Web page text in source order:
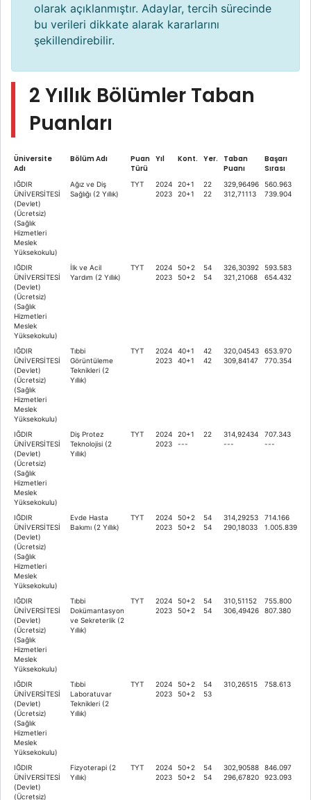
olarak açıklanmıştır. Adaylar, tercih sürecinde
bu verileri dikkate alarak kararlarını
şekillendirebilir.
2 Yıllık Bölümler Taban
Puanları
Üniversite
Adı
Bölüm Adı
Puan
Türü
Yıl Kont. Yer.
Taban
Puanı
Başarı
Sırası
IĞDIR
ÜNİVERSİTESİ
(Devlet)
(Ücretsiz)
(Sağlık
Hizmetleri
Meslek
Yüksekokulu)
Ağız ve Diş
Sağlığı (2 Yıllık)
TYT
2024
2023
20+1
20+1
22
22
329,96496
312,71113
560.963
739.904
IĞDIR
ÜNİVERSİTESİ
(Devlet)
(Ücretsiz)
(Sağlık
Hizmetleri
Meslek
Yüksekokulu)
İlk ve Acil
Yardım (2 Yıllık)
TYT
2024
2023
50+2
50+2
54
54
326,30392
321,21068
593.583
654.432
IĞDIR
ÜNİVERSİTESİ
(Devlet)
(Ücretsiz)
(Sağlık
Hizmetleri
Meslek
Yüksekokulu)
Tıbbi
Görüntüleme
Teknikleri (2
Yıllık)
TYT
2024
2023
40+1
40+1
42
42
320,04543
309,84147
653.970
770.354
IĞDIR
ÜNİVERSİTESİ
(Devlet)
(Ücretsiz)
(Sağlık
Hizmetleri
Meslek
Yüksekokulu)
Diş Protez
Teknolojisi (2
Yıllık)
TYT
2024
2023
20+1
---
22
314,92434
---
707.343
---
IĞDIR
ÜNİVERSİTESİ
(Devlet)
(Ücretsiz)
(Sağlık
Hizmetleri
Meslek
Yüksekokulu)
Evde Hasta
Bakımı (2 Yıllık)
TYT
2024
2023
50+2
50+2
54
54
314,29253
290,18033
714.166
1.005.839
IĞDIR
ÜNİVERSİTESİ
(Devlet)
(Ücretsiz)
(Sağlık
Hizmetleri
Meslek
Yüksekokulu)
Tıbbi
Dokümantasyon
ve Sekreterlik (2
Yıllık)
TYT
2024
2023
50+2
50+2
54
54
310,51152
306,49426
755.800
807.380
IĞDIR
ÜNİVERSİTESİ
(Devlet)
(Ücretsiz)
(Sağlık
Hizmetleri
Meslek
Yüksekokulu)
Tıbbi
Laboratuvar
Teknikleri (2
Yıllık)
TYT
2024
2023
50+2
50+2
54
53
310,26515 758.613
IĞDIR
ÜNİVERSİTESİ
(Devlet)
(Ücretsiz)
Fizyoterapi (2
Yıllık)
TYT
2024
2023
50+2
50+2
54
54
302,90588
296,67820
846.097
923.093